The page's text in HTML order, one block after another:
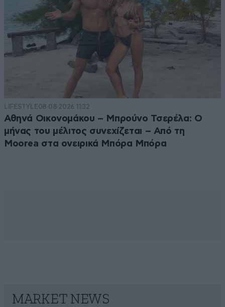
LIFESTYLE08·08·2026 11:32
Αθηνά Οικονομάκου – Μπρούνο Τσερέλα: Ο
μήνας του μέλιτος συνεχίζεται – Από τη
Moorea στα ονειρικά Μπόρα Μπόρα
MARKET NEWS